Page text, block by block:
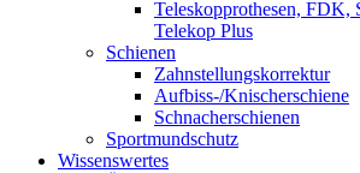
Teleskopprothesen, FDK,
Telekop Plus
Schienen
Zahnstellungskorrektur
Aufbiss-/Knischerschiene
Schnacherschienen
Sportmundschutz
Wissenswertes